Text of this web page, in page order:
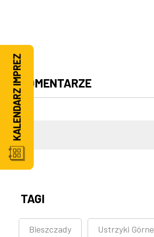
KOMENTARZE
TAGI
Bieszczady Ustrzyki Górne
KALENDARZ IMPREZ